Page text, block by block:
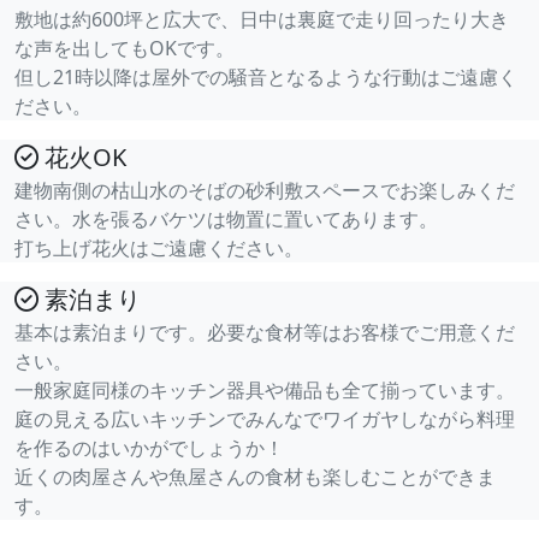
敷地は約600坪と広大で、日中は裏庭で走り回ったり大き
な声を出してもOKです。
但し21時以降は屋外での騒音となるような行動はご遠慮く
ださい。
花火OK
建物南側の枯山水のそばの砂利敷スペースでお楽しみくだ
さい。水を張るバケツは物置に置いてあります。
打ち上げ花火はご遠慮ください。
素泊まり
基本は素泊まりです。必要な食材等はお客様でご用意くだ
さい。
一般家庭同様のキッチン器具や備品も全て揃っています。
庭の見える広いキッチンでみんなでワイガヤしながら料理
を作るのはいかがでしょうか！
近くの肉屋さんや魚屋さんの食材も楽しむことができま
す。